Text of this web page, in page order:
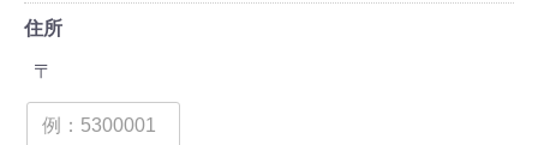
住所
〒